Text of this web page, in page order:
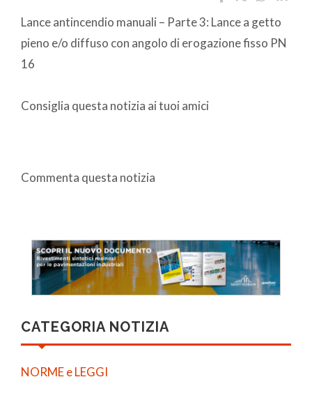
Lance antincendio manuali – Parte 3: Lance a getto
pieno e/o diffuso con angolo di erogazione fisso PN
16
Consiglia questa notizia ai tuoi amici
Commenta questa notizia
CATEGORIA NOTIZIA
NORME e LEGGI